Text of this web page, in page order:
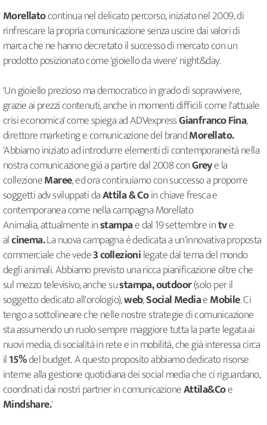
Morellatocontinua nel delicato percorso, iniziato nel 2009, di
rinfrescare la propria comunicazione senza uscire dai valori di
marca che ne hanno decretato il successo di mercato con un
prodotto posizionato come 'gioiello da vivere' night&day.
'Un gioiello prezioso ma democratico in grado di sopravvivere,
grazie ai prezzi contenuti, anche in momenti difficili come l'attuale
crisi economica' come spiega ad ADVexpressGianfranco Fina,
direttore marketing e comunicazione del brandMorellato.
'Abbiamo iniziato ad introdurre elementi di contemporaneità nella
nostra comunicazione già a partire dal 2008 conGreye la
collezioneMaree, ed ora continuiamo con successo a proporre
soggetti adv sviluppati daAttila & Coin chiave fresca e
contemporanea come nella campagna Morellato
Animalia, attualmente instampae dal 19 settembre intve
alcinema.La nuova campagna è dedicata a un'innovativa proposta
commerciale che vede3 collezionilegate dal tema del mondo
degli animali. Abbiamo previsto una ricca pianificazione oltre che
sul mezzo televisivo, anche sustampa,outdoor(solo per il
soggetto dedicato all'orologio),web,Social MediaeMobile. Ci
tengo a sottolineare che nelle nostre strategie di comunicazione
sta assumendo un ruolo sempre maggiore tutta la parte legata ai
nuovi media, di socialità in rete e in mobilità, che già interessa circa
il15%del budget. A questo proposito abbiamo dedicato risorse
interne alla gestione quotidiana dei social media che ci riguardano,
coordinati dai nostri partner in comunicazioneAttila&Coe
Mindshare.'